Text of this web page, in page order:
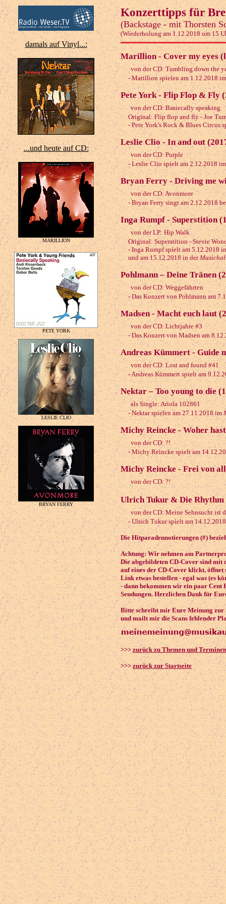
damals auf Vinyl...:
...und heute auf CD:
MARILLION
PETE YORK
LESLIE CLIO
BRYAN FERRY
Konzerttipps für
(Backstage - mit Thorsten
(Wiederholung am 1.12.2018 um 15
Marillion - Cover my eyes
von der CD: Tumbling down the
- Marillion spielen am 1.12.2018
Pete York - Flip Flop & Fly
von der CD: Basiecally speaking
Original: Flip flop and fly - Joe
- Pete York's Rock & Blues Circus
Leslie Clio - In and out
von der CD: Purple
- Leslie Clio spielt am 2.12.2018
Bryan Ferry - Driving me
von der CD: Avonmore
- Bryan Ferry singt am 2.12.2018
Inga Rumpf - Superstition
von der LP: Hip Walk
Original: Superstition - Stevie
- Inga Rumpf spielt am 5.12.2018
und am 15.12.2018 in der
Pohlmann – Deine Tränen
von der CD: Weggefährten
- Das Konzert von Pohlmann am
Madsen - Macht euch laut
von der CD: Lichtjahre #3
- Das Konzert von Madsen am
Andreas Kümmert - Guide
von der CD: Lost and found #41
- Andreas Kümmert spielt am
Nektar – Too young to die
als Single: Ariola 102861
- Nektar spielen am 27.11.2018 im
Michy Reincke - Woher
von der CD: ?!
- Michy Reincke spielt am
Michy Reincke - Frei von
von der CD: ?!
Ulrich Tukur & Die Rhythm
von der CD: Meine Sehnsucht ist
- Ulrich Tukur spielt am
Die Hitparadennotierungen (#)
Achtung: Wir nehmen am
Die abgebildeten CD-Cover sind mit
auf eines der CD-Cover klickt,
Link etwas bestellen - egal was (es
- dann bekommen wir ein paar Cent
Sendungen. Herzlichen Dank für
Bitte schreibt mir Eure Meinung zur
und mailt mir die Scans fehlender
>>>zurück zu Themen und Terminen
>>> zurück zur Startseite